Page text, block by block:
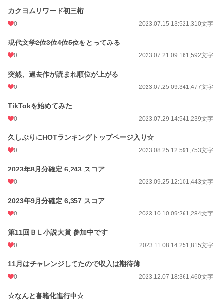
カクヨムリワード初三桁
0 2023.07.15 13:521,310文字
現代文学2位3位4位5位をとってみる
0 2023.07.21 09:161,592文字
突然、過去作が読まれ順位が上がる
0 2023.07.25 09:341,477文字
TikTokを始めてみた
0 2023.07.29 14:541,239文字
久しぶりにHOTランキングトップページ入り☆
0 2023.08.25 12:591,753文字
2023年8月分確定 6,243 スコア
0 2023.09.25 12:101,443文字
2023年9月分確定 6,357 スコア
0 2023.10.10 09:261,284文字
第11回ＢＬ小説大賞 参加中です
0 2023.11.08 14:251,815文字
11月はチャレンジしてたので収入は期待薄
0 2023.12.07 18:361,460文字
☆なんと書籍化進行中☆